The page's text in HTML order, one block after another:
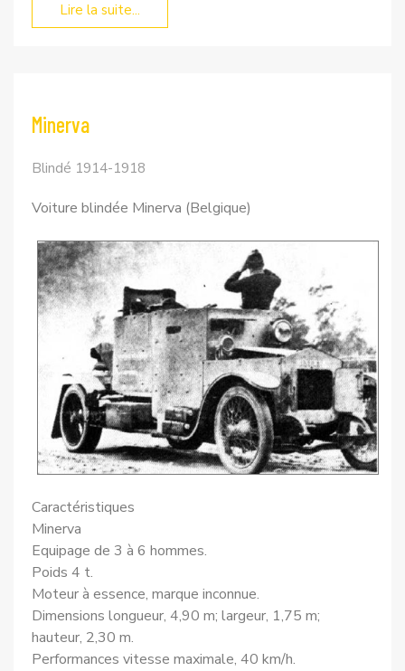
Lire la suite...
Minerva
Blindé 1914-1918
Voiture blindée Minerva (Belgique)
Caractéristiques
Minerva
Equipage de 3 à 6 hommes.
Poids 4 t.
Moteur à essence, marque inconnue.
Dimensions longueur, 4,90 m; largeur, 1,75 m;
hauteur, 2,30 m.
Performances vitesse maximale, 40 km/h.